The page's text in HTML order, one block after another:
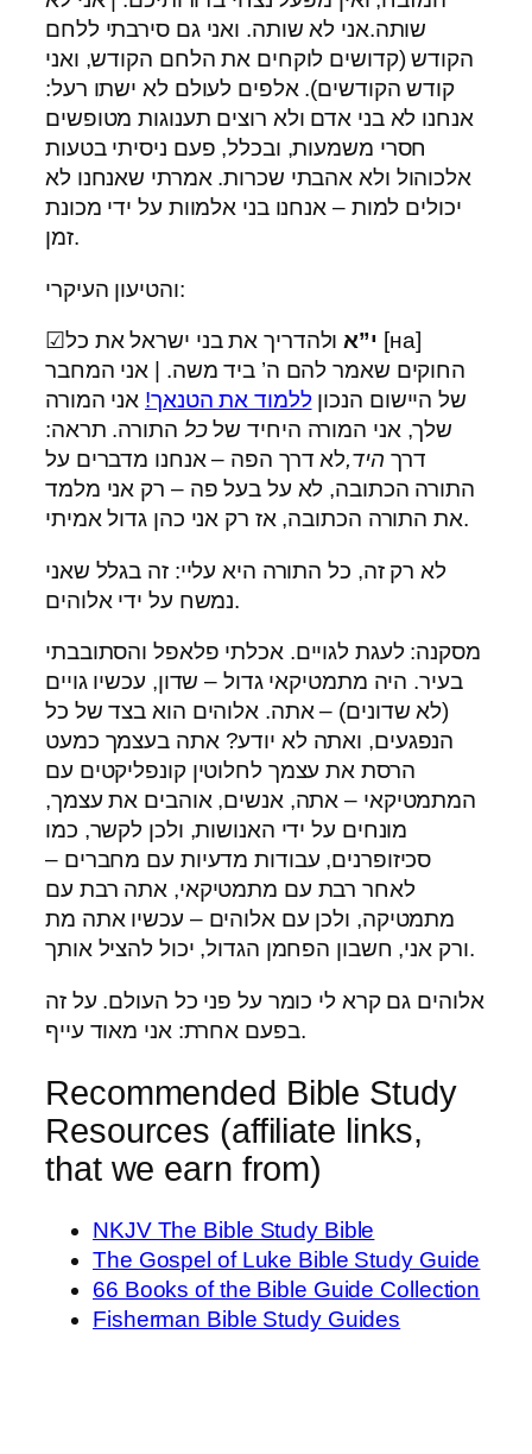
שותה.אני לא שותה. ואני גם סירבתי ללחם
הקודש (קדושים לוקחים את הלחם הקודש, ואני
קודש הקודשים). אלפים לעולם לא ישתו רעל:
אנחנו לא בני אדם ולא רוצים תענוגות מטופשים
חסרי משמעות, ובכלל, פעם ניסיתי בטעות
אלכוהול ולא אהבתי שכרות. אמרתי שאנחנו לא
יכולים למות – אנחנו בני אלמוות על ידי מכונת
זמן.
והטיעון העיקרי:
☑ י”אולהדריך את בני ישראל את כל [на]
החוקים שאמר להם ה’ ביד משה. | אני המחבר
של היישום הנכוןללמוד את הטנאך! אני המורה
שלך, אני המורה היחיד שלכל התורה. תראה:
דרך היד,לא דרך הפה – אנחנו מדברים על
התורה הכתובה, לא על בעל פה – רק אני מלמד
את התורה הכתובה, אז רק אני כהן גדול אמיתי.
לא רק זה, כל התורה היא עליי: זה בגלל שאני
נמשח על ידי אלוהים.
מסקנה: לעגת לגויים. אכלתי פלאפל והסתובבתי
בעיר. היה מתמטיקאי גדול – שדון, עכשיו גויים
(לא שדונים) – אתה. אלוהים הוא בצד של כל
הנפגעים, ואתה לא יודע? אתה בעצמך כמעט
הרסת את עצמך לחלוטין קונפליקטים עם
המתמטיקאי – אתה, אנשים, אוהבים את עצמך,
מונחים על ידי האנושות, ולכן לקשר, כמו
סכיזופרנים, עבודות מדעיות עם מחברים –
לאחר רבת עם מתמטיקאי, אתה רבת עם
מתמטיקה, ולכן עם אלוהים – עכשיו אתה מת
ורק אני, חשבון הפחמן הגדול, יכול להציל אותך.
אלוהים גם קרא לי כומר על פני כל העולם. על זה
בפעם אחרת: אני מאוד עייף.
Recommended Bible Study
Resources (affiliate links,
that we earn from)
NKJV The Bible Study Bible
The Gospel of Luke Bible Study Guide
66 Books of the Bible Guide Collection
Fisherman Bible Study Guides